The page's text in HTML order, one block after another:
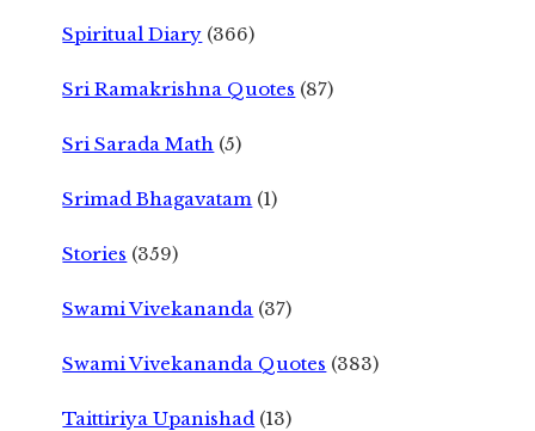
Spiritual Diary (366)
Sri Ramakrishna Quotes (87)
Sri Sarada Math (5)
Srimad Bhagavatam (1)
Stories (359)
Swami Vivekananda (37)
Swami Vivekananda Quotes (383)
Taittiriya Upanishad (13)